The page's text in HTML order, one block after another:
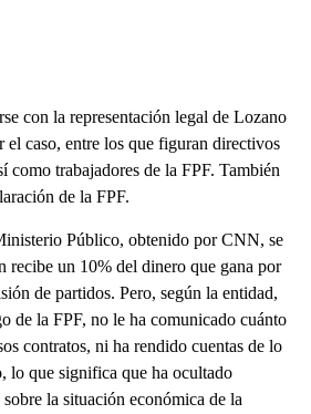
con la representación legal de Lozano
el caso, entre los que figuran directivos
como trabajadores de la FPF. También
de la FPF.
Público, obtenido por CNN, se
recibe un 10% del dinero que gana por
de partidos. Pero, según la entidad,
de la FPF, no le ha comunicado cuánto
contratos, ni ha rendido cuentas de lo
lo que significa que ha ocultado
la situación económica de la